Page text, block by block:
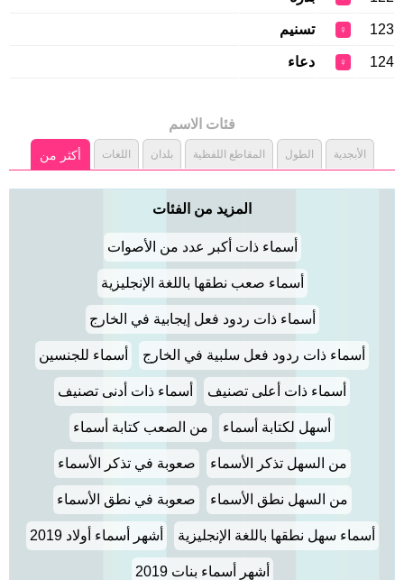
123
♀ تسنيم
124
♀ دعاء
فئات الاسم
الأبجدية الطول المقاطع اللفظية بلدان اللغات أكثر من
المزيد من الفئات
أسماء ذات أكبر عدد من الأصوات
أسماء صعب نطقها باللغة الإنجليزية
أسماء ذات ردود فعل إيجابية في الخارج
أسماء ذات ردود فعل سلبية في الخارج أسماء للجنسين
أسماء ذات أعلى تصنيف أسماء ذات أدنى تصنيف
أسهل لكتابة أسماء من الصعب كتابة أسماء
من السهل تذكر الأسماء صعوبة في تذكر الأسماء
من السهل نطق الأسماء صعوبة في نطق الأسماء
أسماء سهل نطقها باللغة الإنجليزية أشهر أسماء أولاد 2019
أشهر أسماء بنات 2019